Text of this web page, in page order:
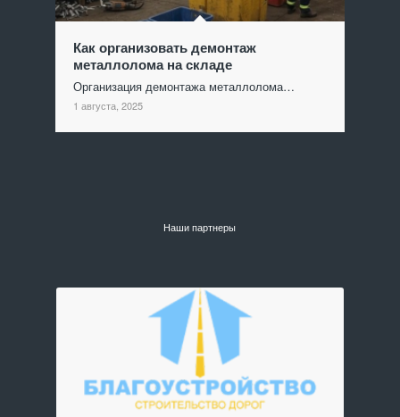
Как организовать демонтаж
металлолома на складе
Организация демонтажа металлолома…
1 августа, 2025
Наши партнеры